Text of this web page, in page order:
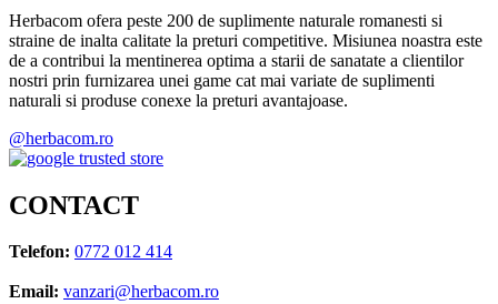
Herbacom ofera peste 200 de suplimente naturale romanesti si
straine de inalta calitate la preturi competitive. Misiunea noastra este
de a contribui la mentinerea optima a starii de sanatate a clientilor
nostri prin furnizarea unei game cat mai variate de suplimenti
naturali si produse conexe la preturi avantajoase.
@herbacom.ro
CONTACT
Telefon: 0772 012 414
Email: vanzari@herbacom.ro